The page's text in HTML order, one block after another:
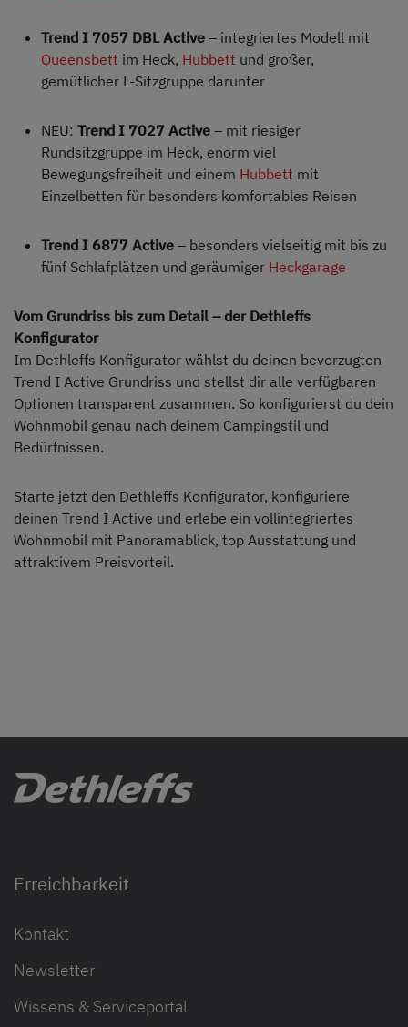
Trend I 7057 DBL Active – integriertes Modell mit
Queensbett im Heck, Hubbett und großer,
gemütlicher L-Sitzgruppe darunter
NEU: Trend I 7027 Active – mit riesiger
Rundsitzgruppe im Heck, enorm viel
Bewegungsfreiheit und einem Hubbett mit
Einzelbetten für besonders komfortables Reisen
Trend I 6877 Active – besonders vielseitig mit bis zu
fünf Schlafplätzen und geräumiger Heckgarage
Vom Grundriss bis zum Detail – der Dethleffs
Konfigurator
Im Dethleffs Konfigurator wählst du deinen bevorzugten
Trend I Active Grundriss und stellst dir alle verfügbaren
Optionen transparent zusammen. So konfigurierst du dein
Wohnmobil genau nach deinem Campingstil und
Bedürfnissen.
Starte jetzt den Dethleffs Konfigurator, konfiguriere
deinen Trend I Active und erlebe ein vollintegriertes
Wohnmobil mit Panoramablick, top Ausstattung und
attraktivem Preisvorteil.
Erreichbarkeit
Kontakt
Newsletter
Wissens & Serviceportal